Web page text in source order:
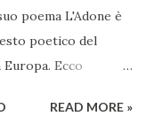
poema L'Adone è
poetico del
Ecco
periodo. Marino fu
READ MORE »